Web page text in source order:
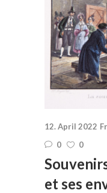
12. April 2022
0
0
et ses